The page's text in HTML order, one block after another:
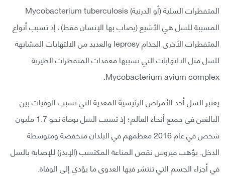
المتفطرات السلية (أو الدرنية) Mycobacterium tuberculosis
المسببة للسل هي الأشيع (يصاب بها الإنسان فقط)، إذ تسبب أنواع
المتفطرات الأخرى الجذام leprosy والعديد من الالتهابات المشابهة
للسل مثل الالتهابات التي تسببها معقدات المتفطرات الطيرية
Mycobacterium avium complex.
يعتبر السل أحد الأمراض الرئيسية المعدية التي تسبب الوفيات بين
البالغين في جميع أنحاء العالم؛ إذ تَسبب السل بوفاة نحو 1.7 مليون
شخص في عام 2016 معظمهم في البلدان منخفضة ومتوسطة
الدخل. يؤهب فيروس نقص المناعة المكتسب (الإيدز) للإصابة بالسل
في أجزاء الجسم التي تنتشر فيها العدوى ما يؤدي إلى الوفاة.